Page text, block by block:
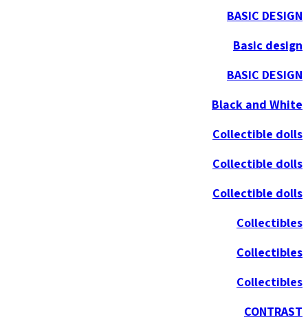
BASIC DESIGN
Basic design
BASIC DESIGN
Black and White
Collectible dolls
Collectible dolls
Collectible dolls
Collectibles
Collectibles
Collectibles
CONTRAST